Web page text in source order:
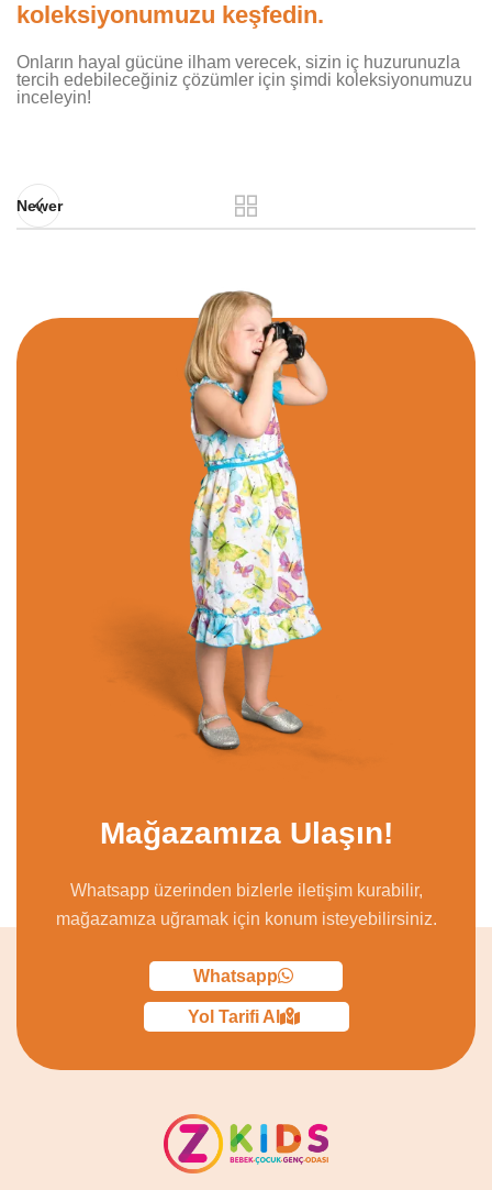
koleksiyonumuzu keşfedin.
Onların hayal gücüne ilham verecek, sizin iç huzurunuzla
tercih edebileceğiniz çözümler için şimdi koleksiyonumuzu
inceleyin!
Newer
Mağazamıza Ulaşın!
Whatsapp üzerinden bizlerle iletişim kurabilir,
mağazamıza uğramak için konum isteyebilirsiniz.
Whatsapp
Yol Tarifi Al